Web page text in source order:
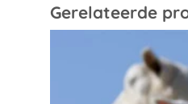
Gerelateerde